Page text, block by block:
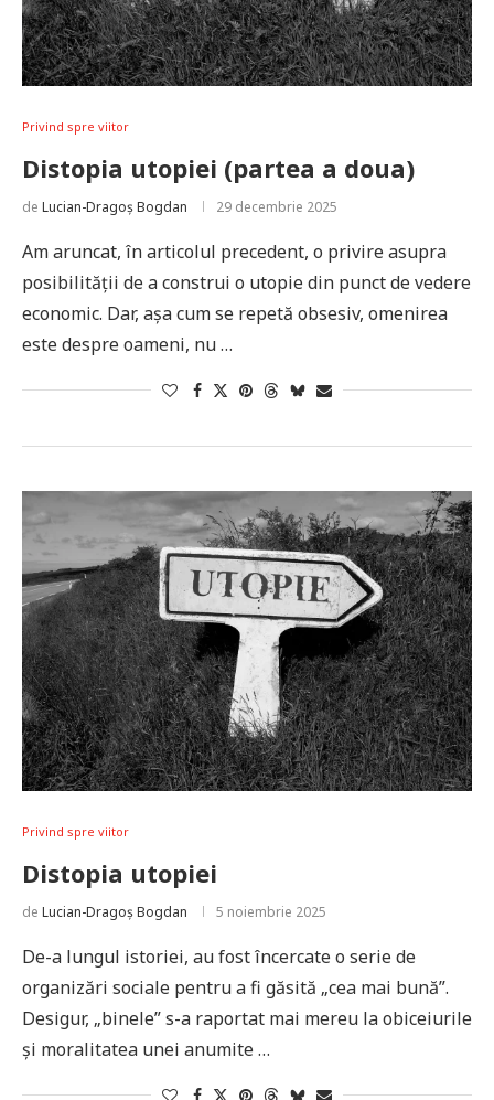
Privind spre viitor
Distopia utopiei (partea a doua)
de Lucian-Dragoș Bogdan 29 decembrie 2025
Am aruncat, în articolul precedent, o privire asupra
posibilității de a construi o utopie din punct de vedere
economic. Dar, așa cum se repetă obsesiv, omenirea
este despre oameni, nu …
Privind spre viitor
Distopia utopiei
de Lucian-Dragoș Bogdan 5 noiembrie 2025
De-a lungul istoriei, au fost încercate o serie de
organizări sociale pentru a fi găsită „cea mai bună”.
Desigur, „binele” s-a raportat mai mereu la obiceiurile
și moralitatea unei anumite …